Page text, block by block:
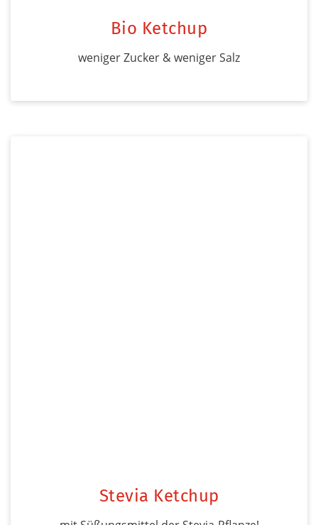
Bio Ketchup
weniger Zucker & weniger Salz
Stevia Ketchup